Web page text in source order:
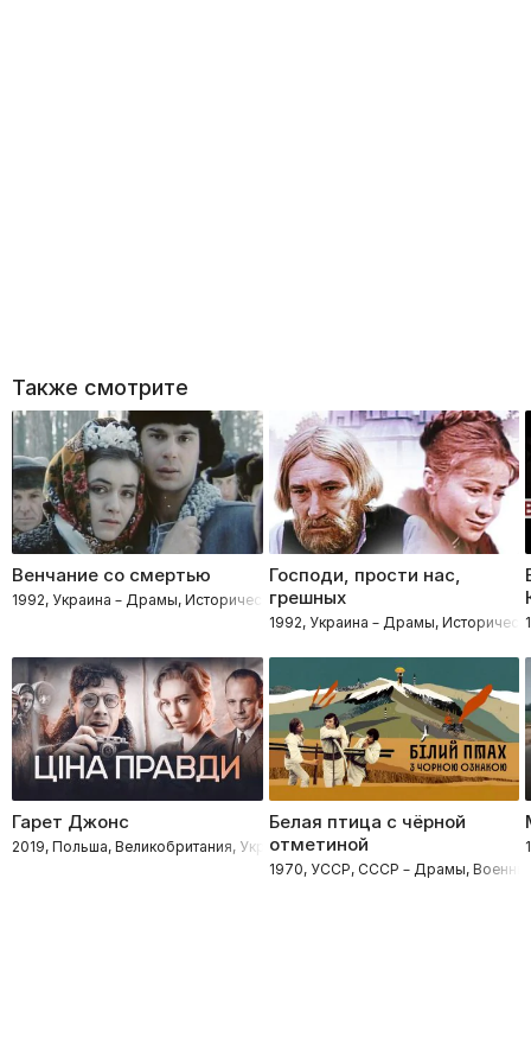
Также смотрите
Венчание со смертью
1992, Украина – Драмы, Исторические
Господи, прости нас,
грешных
1992, Украина – Драмы,
Гарет Джонс
2019, Польша, Великобритания, Украина – Триллеры, Драмы,
Белая птица с чёрной
отметиной
1970, УССР, СССР – Драмы,